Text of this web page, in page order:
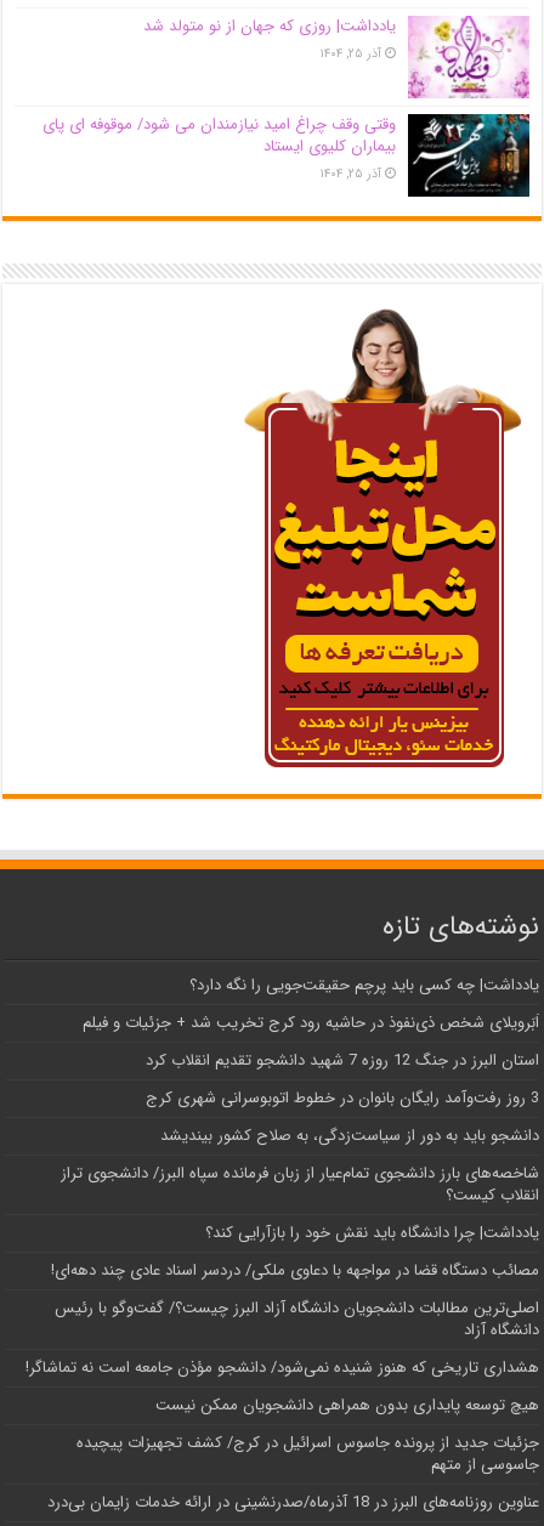
یادداشت| روزی که جهان از نو متولد شد
آذر ۲۵, ۱۴۰۴
وقتی وقف چراغ امید نیازمندان می شود/ موقوفه ای پای
بیماران کلیوی ایستاد
آذر ۲۵, ۱۴۰۴
نوشته‌های تازه
یادداشت| ‌چه کسی باید پرچم حقیقت‌جویی را نگه دارد؟
اَبَر‌ویلای شخص ذی‌نفوذ در حاشیه‌ رود کرج تخریب شد + جزئیات و فیلم
استان البرز در جنگ 12 روزه 7 شهید دانشجو تقدیم انقلاب کرد
3 روز رفت‌وآمد رایگان بانوان در خطوط اتوبوسرانی شهری کرج
دانشجو باید به دور از سیاست‌زدگی، به صلاح کشور بیندیشد
شاخصه‌های بارز دانشجوی تمام‌عیار از زبان فرمانده سپاه البرز/ دانشجوی تراز
انقلاب کیست؟
یادداشت| چرا دانشگاه باید نقش خود را بازآرایی کند؟
مصائب دستگاه قضا در مواجهه با دعاوی ملکی/ دردسر اسناد عادی چند‌ دهه‌ای!
اصلی‌ترین مطالبات دانشجویان دانشگاه آزاد البرز چیست؟/ گفت‌وگو با رئیس
دانشگاه آز‌اد
هشداری تاریخی که هنوز شنیده نمی‌شود/ دانشجو مؤذن جامعه است نه تماشاگر!
هیچ توسعه پایداری بدون همراهی دانشجویان ممکن نیست
جزئیات جدید از پرونده جاسوس اسرائیل در کرج/‌ کشف تجهیزات پیچیده
جاسوسی از متهم
عناوین روزنامه‌های البرز در ‌18 آذرماه/صدرنشینی در ارائه خدمات زایمان بی‌درد